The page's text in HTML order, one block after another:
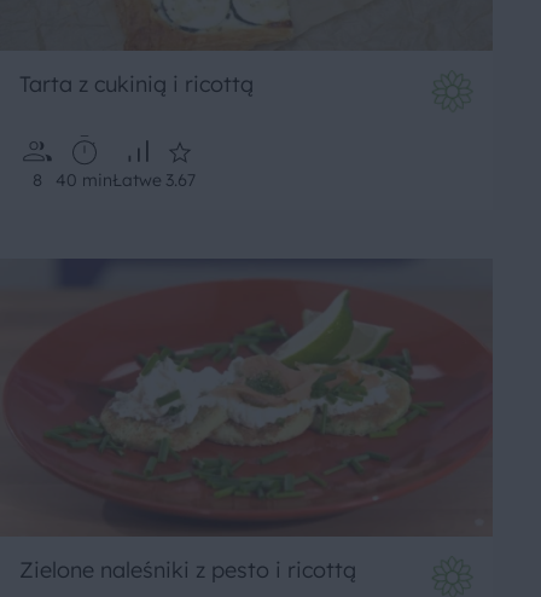
Tarta z cukinią i ricottą
8 40 minŁatwe 3.67
Zielone naleśniki z pesto i ricottą